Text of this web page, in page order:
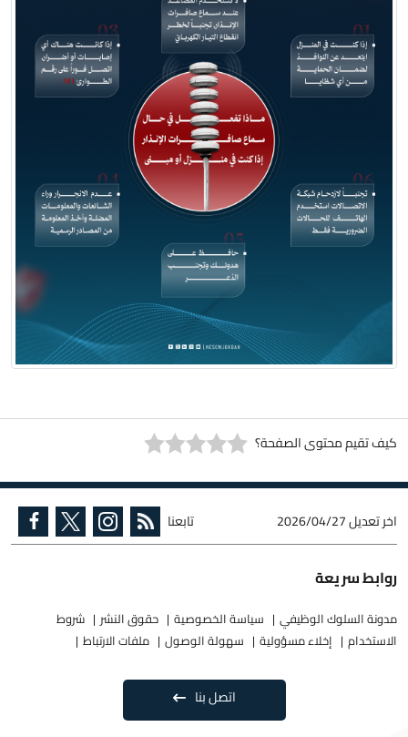
كيف تقيم محتوى الصفحة؟
اخر تعديل2026/04/27 تابعنا
روابط سريعة
مدونة السلوك الوظيفي سياسة الخصوصية حقوق النشر
شروط
الاستخدام
إخلاء مسؤولية سهولة الوصول ملفات الارتباط
اتصل بنا